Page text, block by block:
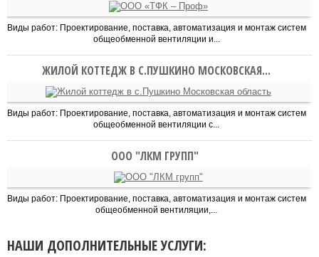
Виды работ: Проектирование, поставка, автоматизация и монтаж систем
общеобменной вентиляции и...
ЖИЛОЙ КОТТЕДЖ В С.ПУШКИНО МОСКОВСКАЯ...
Виды работ: Проектирование, поставка, автоматизация и монтаж систем
общеобменной вентиляции с...
ООО "ЛКМ ГРУПП"
Виды работ: Проектирование, поставка, автоматизация и монтаж систем
общеобменной вентиляции,...
НАШИ ДОПОЛНИТЕЛЬНЫЕ УСЛУГИ: